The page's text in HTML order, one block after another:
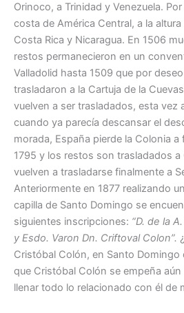
Orinoco, a Trinidad y Venezuela.
costa de América Central, a la altura
Costa Rica y Nicaragua. En 1506
restos permanecieron en un
Valladolid hasta 1509 que por
trasladaron a la Cartuja de la
vuelven a ser trasladados, esta vez
cuando ya parecía descansar el
morada, España pierde la Colonia a
1795 y los restos son trasladados a
vuelven a trasladarse finalmente a
Anteriormente en 1877 realizando
capilla de Santo Domingo se
siguientes inscripciones: “D. de la
y Esdo. Varon Dn. Criftoval Colon”.
Cristóbal Colón, en Santo Domingo
que Cristóbal Colón se empeña
llenar todo lo relacionado con él de